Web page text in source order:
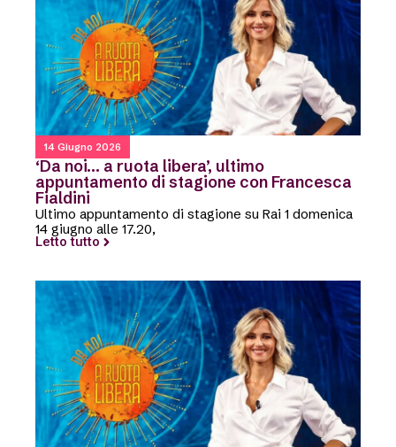
14 Giugno 2026
‘Da noi… a ruota libera’, ultimo
appuntamento di stagione con Francesca
Fialdini
Ultimo appuntamento di stagione su Rai 1 domenica
14 giugno alle 17.20,
Letto tutto